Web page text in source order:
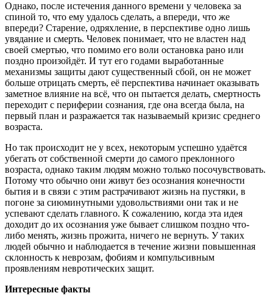
Однако, после истечения данного времени у человека за
спиной то, что ему удалось сделать, а впереди, что же
впереди? Старение, одряхление, в перспективе одно лишь
увядание и смерть. Человек понимает, что не властен над
своей смертью, что помимо его воли остановка рано или
поздно произойдёт. И тут его годами выработанные
механизмы защиты дают существенный сбой, он не может
больше отрицать смерть, её перспектива начинает оказывать
заметное влияние на всё, что он пытается делать, смертность
переходит с периферии сознания, где она всегда была, на
первый план и разражается так называемый кризис среднего
возраста.
Но так происходит не у всех, некоторым успешно удаётся
убегать от собственной смерти до самого преклонного
возраста, однако таким людям можно только посочувствовать.
Потому что обычно они живут без осознания конечности
бытия и в связи с этим растрачивают жизнь на пустяки, в
погоне за сиюминутными удовольствиями они так и не
успевают сделать главного. К сожалению, когда эта идея
доходит до их осознания уже бывает слишком поздно что-
либо менять, жизнь прожита, ничего не вернуть. У таких
людей обычно и наблюдается в течение жизни повышенная
склонность к неврозам, фобиям и компульсивным
проявлениям невротических защит.
Интересные факты